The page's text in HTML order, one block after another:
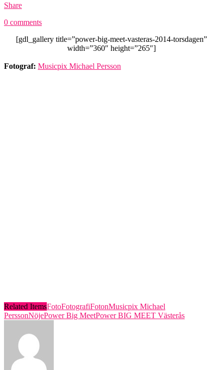
Share
0 comments
[gdl_gallery title=”power-big-meet-vasteras-2014-torsdagen”
width=”360″ height=”265″]
Fotograf: Musicpix Michael Persson
Related ItemsFotoFotografiFotonMusicpix Michael
PerssonNöjePower Big MeetPower BIG MEET Västerås